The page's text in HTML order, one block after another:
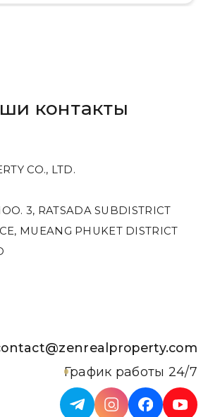
контакты
CO., LTD.
3, RATSADA SUBDISTRICT
MUEANG PHUKET DISTRICT
График работы 24/7